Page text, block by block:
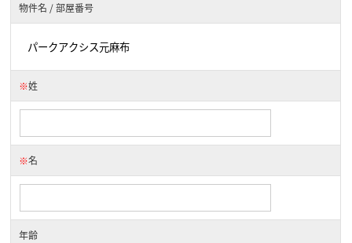
物件名 / 部屋番号
※姓
※名
年齢